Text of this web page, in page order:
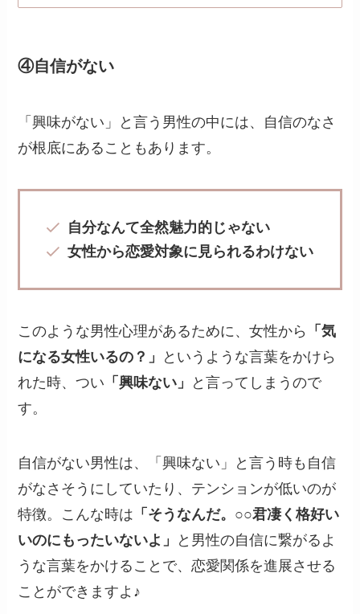
④自信がない
「興味がない」と言う男性の中には、自信のなさ
が根底にあることもあります。
自分なんて全然魅力的じゃない
女性から恋愛対象に見られるわけない
このような男性心理があるために、女性から
「気
になる女性いるの？」
というような言葉をかけら
れた時、つい 「興味ない」
と言ってしまうので
す。
自信がない男性は、「興味ない」と言う時も自信
がなさそうにしていたり、テンションが低いのが
特徴。こんな時は 「そうなんだ。○○君凄く格好い
いのにもったいないよ」
と男性の自信に繋がるよ
うな言葉をかけることで、恋愛関係を進展させる
ことができますよ♪